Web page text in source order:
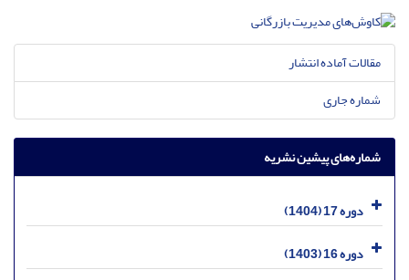
مقالات آماده انتشار
شماره جاری
شماره‌های پیشین نشریه
دوره 17 (1404)
دوره 16 (1403)